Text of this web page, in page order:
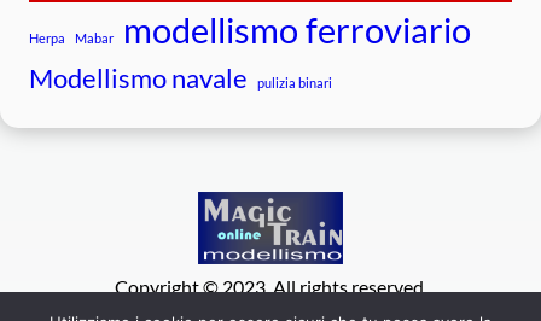
Herpa Mabar modellismo ferroviario
Modellismo navale pulizia binari
Copyright © 2023. All rights reserved.
Facebook WordPress # Instagram